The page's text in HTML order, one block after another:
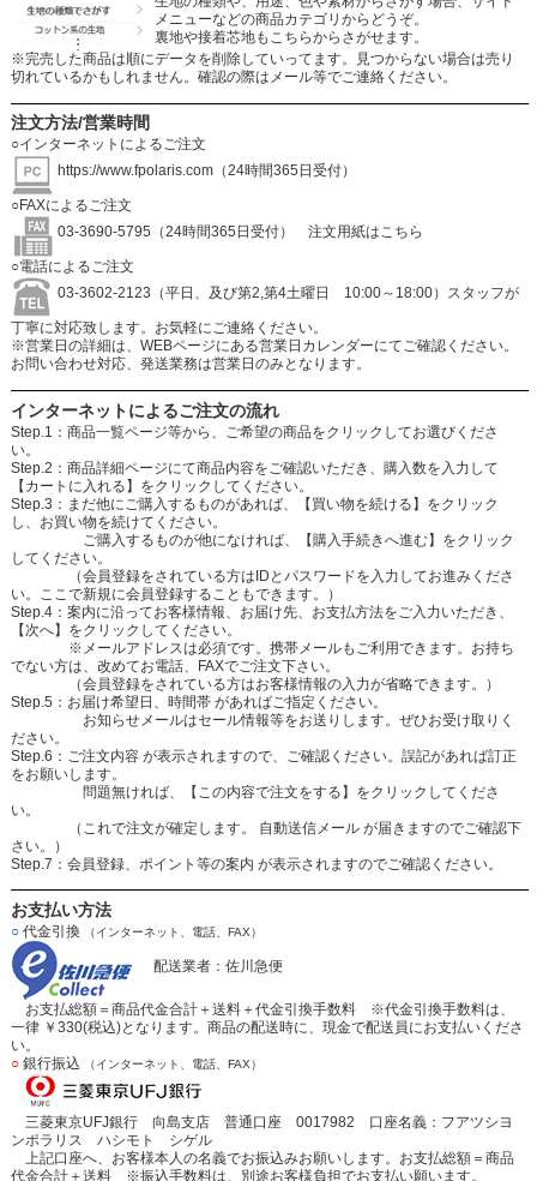
メニューなどの商品カテゴリからどうぞ。
裏地や接着芯地もこちらからさがせます。
※完売した商品は順にデータを削除していってます。見つからない場合は売り
切れているかもしれません。確認の際はメール等でご連絡ください。
注文方法/営業時間
○インターネットによるご注文
https://www.fpolaris.com（24時間365日受付）
○FAXによるご注文
03-3690-5795（24時間365日受付）
注文用紙はこちら
○電話によるご注文
03-3602-2123（平日、及び第2,第4土曜日 10:00～18:00）スタッフが
丁寧に対応致します。お気軽にご連絡ください。
※営業日の詳細は、WEBページにある営業日カレンダーにてご確認ください。
お問い合わせ対応、発送業務は営業日のみとなります。
インターネットによるご注文の流れ
Step.1：商品一覧ページ等から、ご希望の商品をクリックしてお選びくださ
い。
Step.2：商品詳細ページにて商品内容をご確認いただき、購入数を入力して
【カートに入れる】をクリックしてください。
Step.3：まだ他にご購入するものがあれば、【買い物を続ける】をクリック
し、お買い物を続けてください。
ご購入するものが他になければ、【購入手続きへ進む】をクリック
してください。
（会員登録をされている方はIDとパスワードを入力してお進みくださ
い。ここで新規に会員登録することもできます。）
Step.4：案内に沿ってお客様情報、お届け先、お支払方法をご入力いただき、
【次へ】をクリックしてください。
※メールアドレスは必須です。携帯メールもご利用できます。お持ち
でない方は、改めてお電話、FAXでご注文下さい。
（会員登録をされている方はお客様情報の入力が省略できます。）
Step.5：お届け希望日、時間帯 があればご指定ください。
お知らせメールはセール情報等をお送りします。ぜひお受け取りく
ださい。
Step.6：ご注文内容 が表示されますので、ご確認ください。誤記があれば訂正
をお願いします。
問題無ければ、【この内容で注文をする】をクリックしてくださ
い。
（これで注文が確定します。 自動送信メール が届きますのでご確認下
さい。）
Step.7：会員登録、ポイント等の案内 が表示されますのでご確認ください。
お支払い方法
○代金引換 （インターネット、電話、FAX）
配送業者：佐川急便
お支払総額＝商品代金合計＋送料＋代金引換手数料 ※代金引換手数料は、
一律 ￥330(税込)となります。商品の配送時に、現金で配送員にお支払いくださ
い。
○銀行振込 （インターネット、電話、FAX）
三菱東京UFJ銀行 向島支店 普通口座 0017982 口座名義：フアツシヨ
ンポラリス ハシモト シゲル
上記口座へ、お客様本人の名義でお振込みお願いします。お支払総額＝商品
代金合計＋送料 ※振込手数料は、別途お客様負担でお支払い願います。